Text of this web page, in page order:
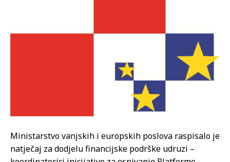
Ministarstvo vanjskih i europskih poslova raspisalo je
natječaj za dodjelu financijske podrške udruzi –